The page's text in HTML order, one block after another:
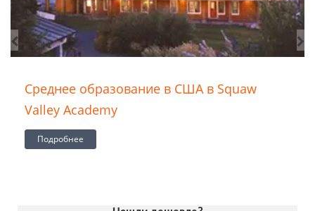
Среднее образование в США в Squaw
Valley Academy
Подробнее